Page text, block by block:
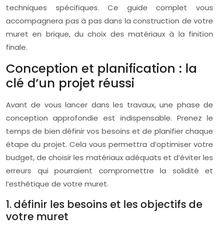
techniques spécifiques. Ce guide complet vous
accompagnera pas à pas dans la construction de votre
muret en brique, du choix des matériaux à la finition
finale.
Conception et planification : la
clé d’un projet réussi
Avant de vous lancer dans les travaux, une phase de
conception approfondie est indispensable. Prenez le
temps de bien définir vos besoins et de planifier chaque
étape du projet. Cela vous permettra d’optimiser votre
budget, de choisir les matériaux adéquats et d’éviter les
erreurs qui pourraient compromettre la solidité et
l’esthétique de votre muret.
1. définir les besoins et les objectifs de
votre muret